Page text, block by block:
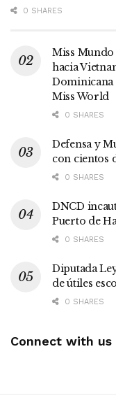
0 SHARES
Miss
hacia
Dominicana
Miss World
0 SHARES
Defensa y
con cientos
0 SHARES
DNCD
Puerto de
0 SHARES
Diputada
de útiles
0 SHARES
Connect with us